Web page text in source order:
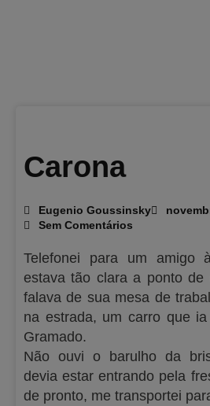
Carona
Eugenio Goussinsky
Sem Comentários
Telefonei para um amigo
estava tão clara a ponto de
falava de sua mesa de
na estrada, um carro que
Gramado.
Não ouvi o barulho da
devia estar entrando pela
de pronto, me transportei